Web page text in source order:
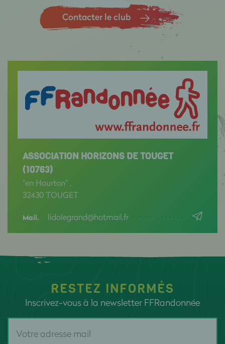
Contacter le club
ASSOCIATION HORIZONS DE TOUGET
(10763)
"en Hourton" ,
32430 TOUGET
Mail. lidolegrand@hotmail.fr
RESTEZ INFORMÉS
Inscrivez-vous à la newsletter FFRandonnée